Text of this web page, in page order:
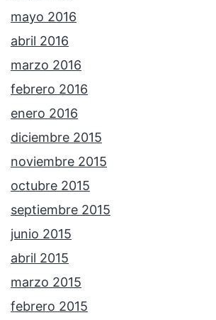
mayo 2016
abril 2016
marzo 2016
febrero 2016
enero 2016
diciembre 2015
noviembre 2015
octubre 2015
septiembre 2015
junio 2015
abril 2015
marzo 2015
febrero 2015